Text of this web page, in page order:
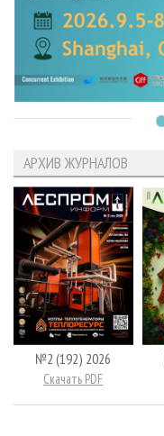
АРХИВ ЖУРНАЛОВ
№2 (192) 2026
Скачать PDF